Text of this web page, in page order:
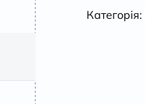
Категорія: